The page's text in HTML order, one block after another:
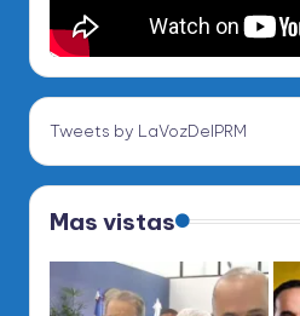
Tweets by LaVozDelPRM
Mas vistas